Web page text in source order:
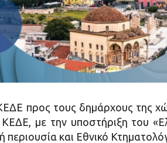
προς τους δημάρχους της
με την υποστήριξη του
και Εθνικό